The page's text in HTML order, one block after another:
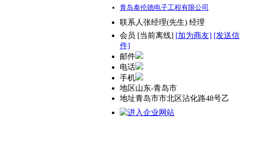
青岛泰伦德电子工程有限公司
联系人张经理(先生) 经理
会员 [当前离线] [加为商友] [发送信
件]
邮件
电话
手机
地区山东-青岛市
地址青岛市市北区沾化路48号乙